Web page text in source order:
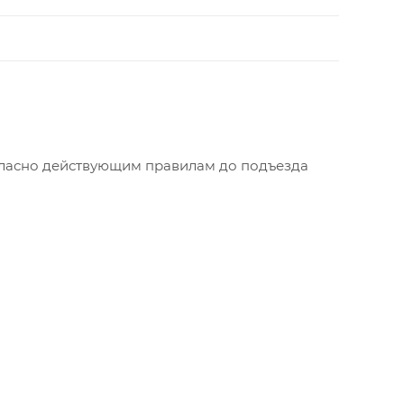
действующим правилам до подъезда